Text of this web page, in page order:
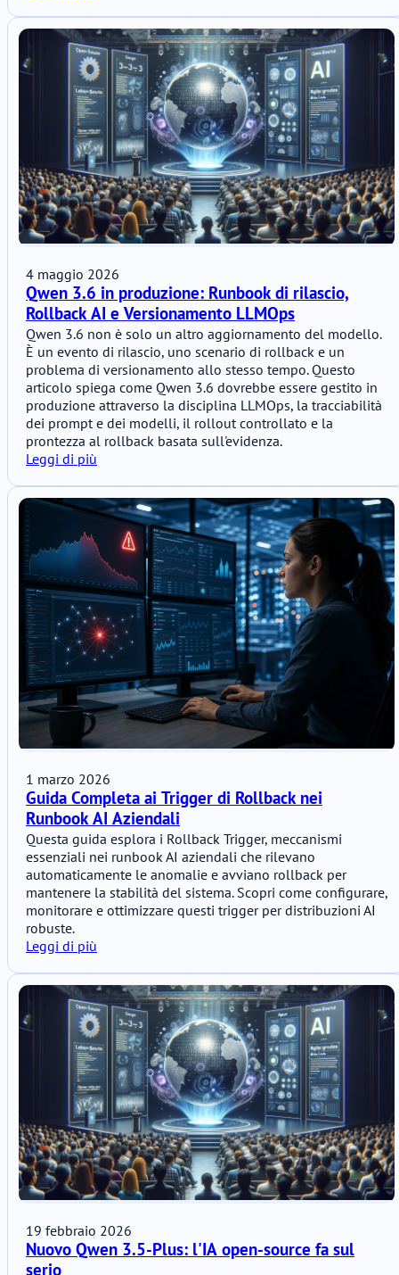
4 maggio 2026
Qwen 3.6 in produzione: Runbook di rilascio,
Rollback AI e Versionamento LLMOps
Qwen 3.6 non è solo un altro aggiornamento del modello.
È un evento di rilascio, uno scenario di rollback e un
problema di versionamento allo stesso tempo. Questo
articolo spiega come Qwen 3.6 dovrebbe essere gestito in
produzione attraverso la disciplina LLMOps, la tracciabilità
dei prompt e dei modelli, il rollout controllato e la
prontezza al rollback basata sull'evidenza.
Leggi di più
1 marzo 2026
Guida Completa ai Trigger di Rollback nei
Runbook AI Aziendali
Questa guida esplora i Rollback Trigger, meccanismi
essenziali nei runbook AI aziendali che rilevano
automaticamente le anomalie e avviano rollback per
mantenere la stabilità del sistema. Scopri come configurare,
monitorare e ottimizzare questi trigger per distribuzioni AI
robuste.
Leggi di più
19 febbraio 2026
Nuovo Qwen 3.5-Plus: l'IA open-source fa sul
serio